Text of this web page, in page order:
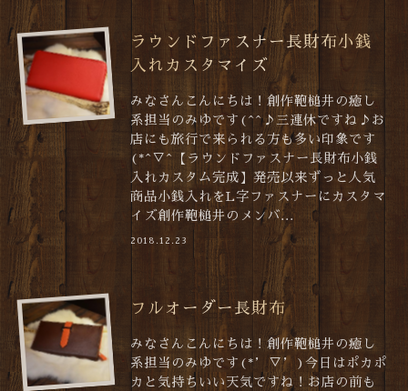
ラウンドファスナー長財布小銭
入れカスタマイズ
みなさんこんにちは！創作鞄槌井の癒し
系担当のみゆです(^^♪三連休ですね♪お
店にも旅行で来られる方も多い印象です
(*^▽^【ラウンドファスナー長財布小銭
入れカスタム完成】発売以来ずっと人気
商品小銭入れをL字ファスナーにカスタマ
イズ創作鞄槌井のメンバ...
2018.12.23
フルオーダー長財布
みなさんこんにちは！創作鞄槌井の癒し
系担当のみゆです(*’▽’)今日はポカポ
カと気持ちいい天気ですね！お店の前も